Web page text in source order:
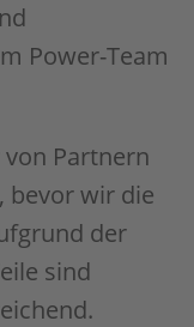
Power-Team
Partnern
bevor wir die
der
sind